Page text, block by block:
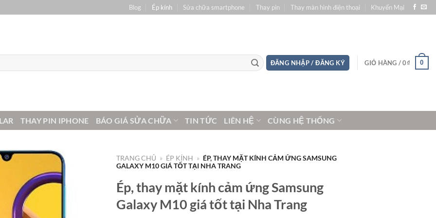
Blog Ép kính Sửa chữa smartphone Thay pin Thay màn hình điện thoại Khuyến Mại
ĐĂNG NHẬP / ĐĂNG KÝ GIỎ HÀNG /0₫ 0
THAY PIN IPHONE BÁO GIÁ SỬA CHỮA TIN TỨC LIÊN HỆ CÙNG HỆ THỐNG
TRANG CHỦ » ÉP KÍNH » ÉP, THAY MẶT KÍNH CẢM ỨNG SAMSUNG
GALAXY M10 GIÁ TỐT TẠI NHA TRANG
Ép, thay mặt kính cảm ứng Samsung
Galaxy M10 giá tốt tại Nha Trang